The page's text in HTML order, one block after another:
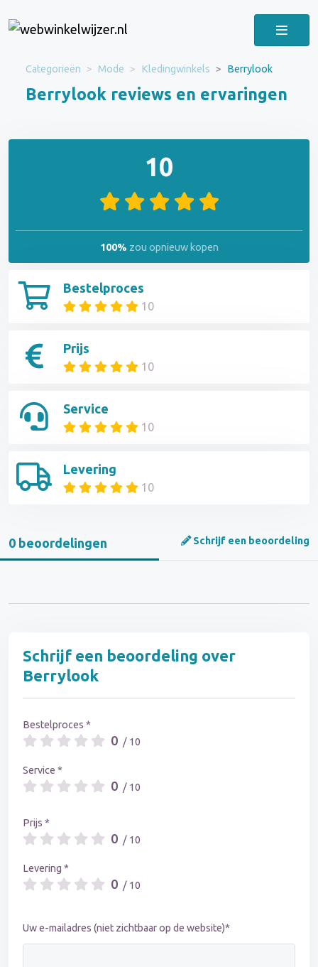
Categorieën Mode Kledingwinkels Berrylook
Berrylook reviews en ervaringen
Bestelproces
10
Prijs
10
Service
10
Levering
10
10
100% zou opnieuw kopen
0 beoordelingen Schrijf een beoordeling
Schrijf een beoordeling over
Berrylook
Bestelproces *
0 / 10
Service *
0 / 10
Prijs *
0 / 10
Levering *
0 / 10
Uw e-mailadres (niet zichtbaar op de website)*